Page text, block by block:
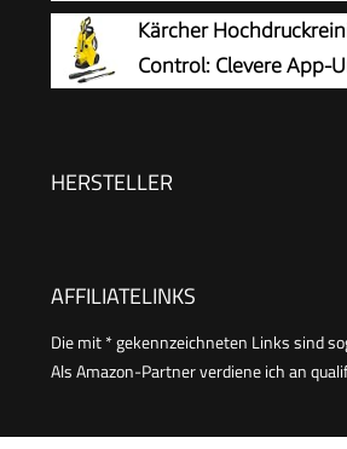
Fahrrädern,
Motorrädern & Co.
Pistole, 6 m Hochdruckschlauch
Kärcher
Control: Clevere App-
HERSTELLER
AFFILIATELINKS
Die mit * gekennzeichneten Links sind
Als Amazon-Partner verdiene ich an